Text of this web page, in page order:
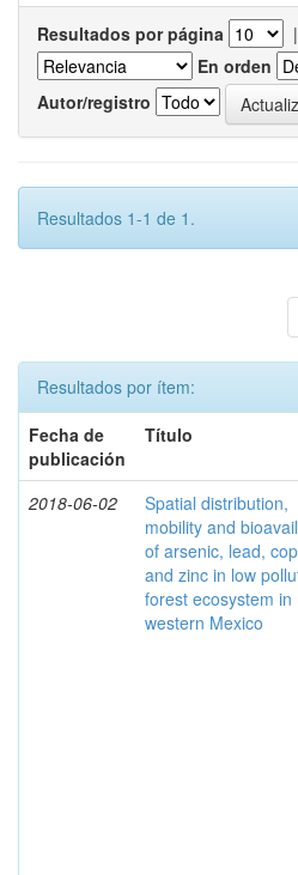
Resultados por página |
En orden
Autor/registro
Resultados 1-1 de 1.
Resultados por ítem:
Fecha de
publicación
Título
2018-06-02
Spatial distribution,
mobility and
of arsenic, lead,
and zinc in low
forest ecosystem in
western Mexico